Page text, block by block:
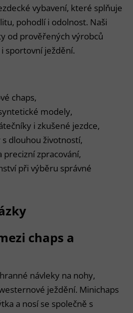
vybavení, které splňuje
pohodlí i odolnost. Naši
od prověřených výrobců
sportovní ježdění.
chaps,
modely,
i zkušené jezdce,
dlouhou životností,
zpracování,
při výběru správné
chaps a
návleky na nohy,
ježdění. Minichaps
a nosí se společně s